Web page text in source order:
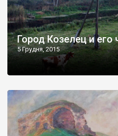
Город Козелец и его
5 Грудня, 2015